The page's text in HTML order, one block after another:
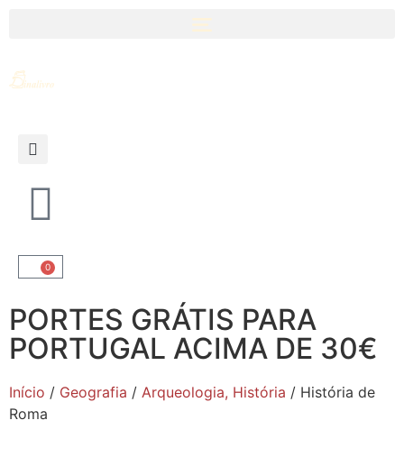
0
PORTES GRÁTIS PARA
PORTUGAL ACIMA DE 30€
Início / Geografia / Arqueologia, História / História de
Roma